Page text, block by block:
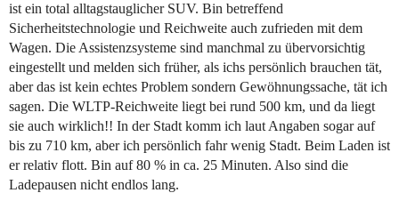
ist ein total alltagstauglicher SUV. Bin betreffend
Sicherheitstechnologie und Reichweite auch zufrieden mit dem
Wagen. Die Assistenzsysteme sind manchmal zu übervorsichtig
eingestellt und melden sich früher, als ichs persönlich brauchen tät,
aber das ist kein echtes Problem sondern Gewöhnungssache, tät ich
sagen. Die WLTP-Reichweite liegt bei rund 500 km, und da liegt
sie auch wirklich!! In der Stadt komm ich laut Angaben sogar auf
bis zu 710 km, aber ich persönlich fahr wenig Stadt. Beim Laden ist
er relativ flott. Bin auf 80 % in ca. 25 Minuten. Also sind die
Ladepausen nicht endlos lang.